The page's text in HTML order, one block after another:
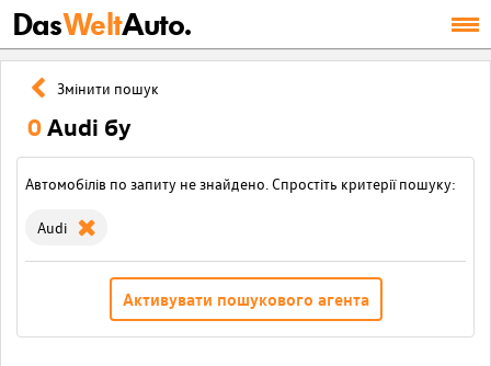
DasWeltAuto.
Змінити пошук
0Audi бу
Автомобілів по запиту не знайдено. Спростіть критерії пошуку:
Audi
Активувати пошукового агента